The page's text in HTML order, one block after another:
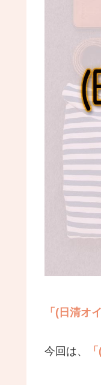
「(日清オ
今回は、